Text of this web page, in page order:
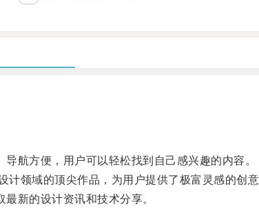
方便，用户可以轻松找到自己感兴趣的内容。
领域的顶尖作品，为用户提供了极富灵感的创意
新的设计资讯和技术分享。